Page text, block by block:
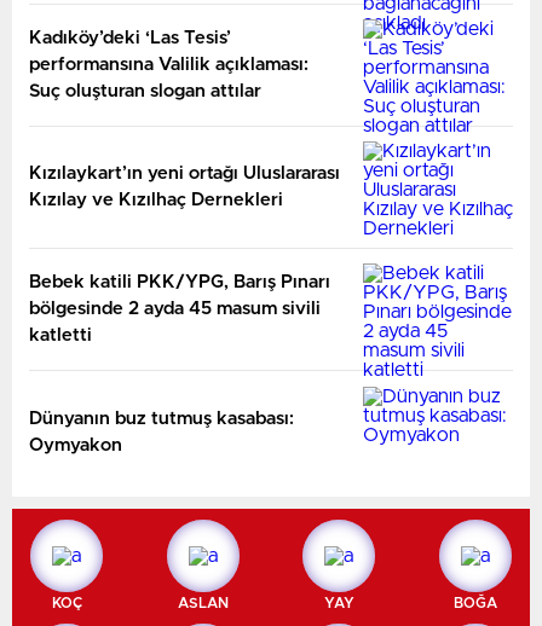
Kadıköy’deki ‘Las Tesis’
performansına Valilik açıklaması:
Suç oluşturan slogan attılar
Kızılaykart’ın yeni ortağı Uluslararası
Kızılay ve Kızılhaç Dernekleri
Bebek katili PKK/YPG, Barış Pınarı
bölgesinde 2 ayda 45 masum sivili
katletti
Dünyanın buz tutmuş kasabası:
Oymyakon
KOÇ ASLAN YAY BOĞA